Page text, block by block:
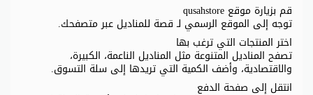
قم بزيارة موقع qusahstore
توجه إلى الموقع الرسمي لـ قصة للمناديل عبر متصفحك.
اختر المنتجات التي ترغب بها
تصفح المناديل المتنوعة مثل المناديل الناعمة، الكبيرة،
والاقتصادية، وأضف الكمية التي تريدها إلى سلة التسوق.
انتقل إلى صفحة الدفع